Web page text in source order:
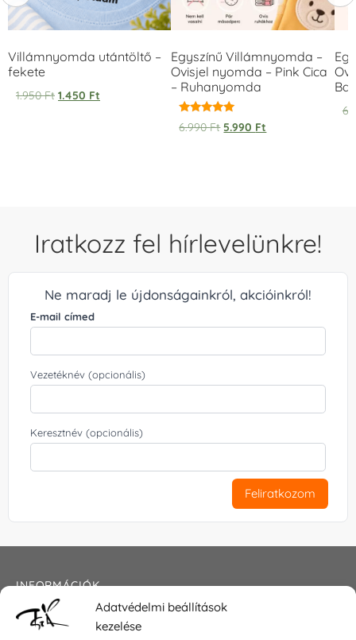
Adatvédelmi beállítások
kezelése
Villámnyomda utántöltő –
fekete
1.950Ft 1.450 Ft
Egyszínű Villámnyomda –
Ovisjel nyomda – Pink Cica
– Ruhanyomda
Értékelés:
5.00
6.990Ft 5.990 Ft
Iratkozz fel hírlevelünkre!
Ne maradj le újdonságainkról, akcióinkról!
E-mail címed
Vezetéknév (opcionális)
Keresztnév (opcionális)
Feliratkozom
INFORMÁCIÓK
Általános szerződési feltételek